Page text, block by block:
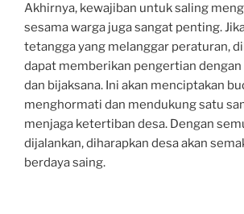
Akhirnya, kewajiban untuk saling
sesama warga juga sangat penting.
tetangga yang melanggar peraturan,
dapat memberikan pengertian dengan
dan bijaksana. Ini akan menciptakan
menghormati dan mendukung satu
menjaga ketertiban desa. Dengan
dijalankan, diharapkan desa akan
berdaya saing.